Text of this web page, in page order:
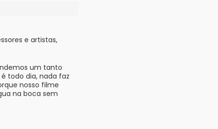
e artistas,
um tanto
todo dia, nada faz
nosso filme
na boca sem